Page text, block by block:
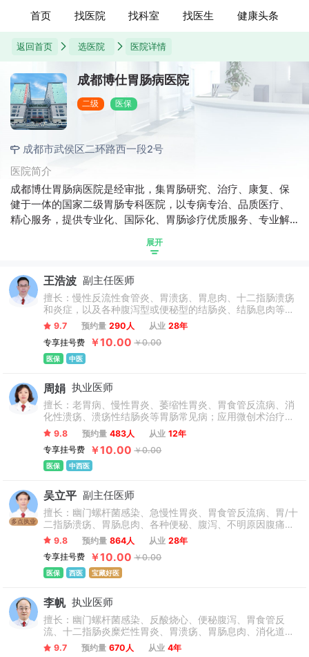
首页 找医院 找科室 找医生 健康头条
返回首页 选医院 医院详情
成都博仕胃肠病医院
二级 医保
成都市武侯区二环路西一段2号
医院简介
成都博仕胃肠病医院是经审批，集胃肠研究、治疗、康复、保
健于一体的国家二级胃肠专科医院，以专病专治、品质医疗、
精心服务，提供专业化、国际化、胃肠诊疗优质服务、专业解
展开
王浩波 副主任医师
擅长：慢性反流性食管炎、胃溃疡、胃息肉、十二指肠溃疡
和炎症，以及各种腹泻型或便秘型的结肠炎、结肠息肉等，
灵活有效地应用中药和西药治疗各种消化道疾病经验丰富，
疗效显著。
9.7 预约量 290人 从业 28年
专享挂号费
￥10.00 ￥0.00
医保 中医
周娟 执业医师
擅长：老胃病、慢性胃炎、萎缩性胃炎、胃食管反流病、消
化性溃疡、溃疡性结肠炎等胃肠常见病；应用微创术治疗痔
疮、肛门狭窄、肛周脓肿、肛乳头瘤、肛窦炎、肛门癌痒等
肛肠科疾病与疑难病的诊断和治疗。
9.8 预约量 483人 从业 12年
专享挂号费
￥10.00 ￥0.00
医保 中西医
多点执业
吴立平 副主任医师
擅长：幽门螺杆菌感染、急慢性胃炎、胃食管反流病、胃/十
二指肠溃疡、胃肠息肉、各种便秘、腹泻、不明原因腹痛等
胃肠系统常见病多发病的诊治及消化道内窥镜检查治疗,特别
对消化系统的功能性胃肠病及一些疑难杂症有见解，采用中
西医结合治疗取得良好的疗效。
9.8 预约量 864人 从业 28年
专享挂号费
￥10.00 ￥0.00
医保 西医 宝藏好医
李帆 执业医师
擅长：幽门螺杆菌感染、反酸烧心、便秘腹泻、胃食管反
流、十二指肠炎糜烂性胃炎、胃溃疡、胃肠息肉、消化道早
癌、肠道肿瘤、消化不良、各种胃肠疑难杂症等。
9.7 预约量 670人 从业 4年